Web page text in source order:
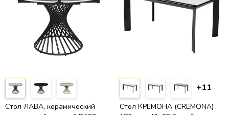
Стол ЛАВА, керамический
+11
Стол КРЕМОНА (CREMONA)